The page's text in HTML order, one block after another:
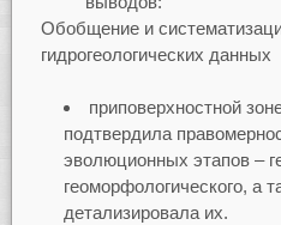
Обобщение и
гидрогеологических данных
приповерхностной
подтвердила
эволюционных этапов –
геоморфологического, а
детализировала их.